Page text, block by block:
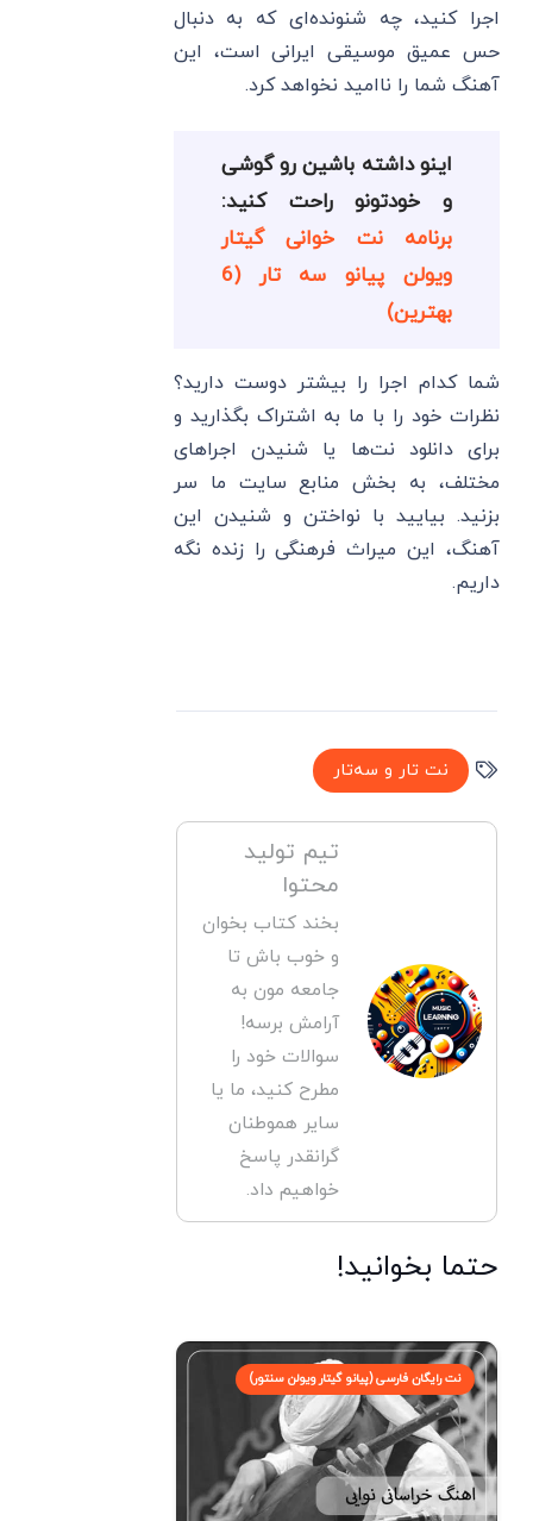
اجرا کنید، چه شنونده‌ای که به دنبال
حس عمیق موسیقی ایرانی است، این
آهنگ شما را ناامید نخواهد کرد.
اینو داشته باشین رو گوشی
و خودتونو راحت کنید:
برنامه نت خوانی گیتار
ویولن پیانو سه تار (6
بهترین)
شما کدام اجرا را بیشتر دوست دارید؟
نظرات خود را با ما به اشتراک بگذارید و
برای دانلود نت‌ها یا شنیدن اجراهای
مختلف، به بخش منابع سایت ما سر
بزنید. بیایید با نواختن و شنیدن این
آهنگ، این میراث فرهنگی را زنده نگه
داریم.
نت تار و سه‌تار
تیم تولید
محتوا
بخند کتاب بخوان
و خوب باش تا
جامعه مون به
آرامش برسه!
سوالات خود را
مطرح کنید، ما یا
سایر هموطنان
گرانقدر پاسخ
خواهیم داد.
حتما بخوانید!
نت رایگان فارسی (پیانو گیتار ویولن سنتور)